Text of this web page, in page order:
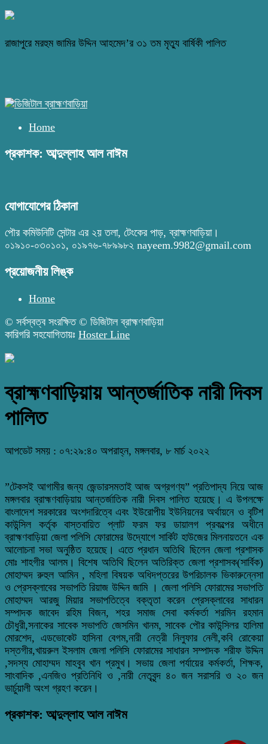
রাজাপুরে মরহুম জামির উদ্দিন আহমেদ’র ৩১ তম মৃত্যু বার্ষিকী পালিত
Home
প্রকাশক: আব্দুল্লাহ আল নাঈম
যোগাযোগের ঠিকানা
পৌর কমিউনিটি সেন্টার এর ২য় তলা, টেংকের পাড়, ব্রাহ্মণবাড়িয়া।
০১৯১০-০৩০১০১, ০১৯৭৬-৭৮৯৯৮২ nayeem.9982@gmail.com
প্রয়োজনীয় লিঙ্ক
Home
© সর্বস্বত্ব সংরক্ষিত © ডিজিটাল ব্রাহ্মণবাড়িয়া
কারিগরি সহযোগিতায়ঃ Hoster Line
ব্রাহ্মণবাড়িয়ায় আন্তর্জাতিক নারী দিবস
পালিত
আপডেট সময় : ০৭:২৯:৪০ অপরাহ্ন, মঙ্গলবার, ৮ মার্চ ২০২২
”টেকসই আগামীর জন্য জেন্ডারসমতাই আজ অগ্রগণ্য” প্রতিপাদ্য নিয়ে আজ
মঙ্গলবার ব্রাহ্মণবাড়িয়ায় আন্তর্জাতিক নারী দিবস পালিত হয়েছে। এ উপলক্ষে
বাংলাদেশ সরকারের অংশদারিত্বে এবং ইউরোপীয় ইউনিয়নের অর্থায়নে ও বৃটিশ
কাউন্সিল কর্তৃক বাস্তবায়িত প্লাট ফরম ফর ডায়ালগ প্রকল্পের অধীনে
ব্রাহ্মণবাড়িয়া জেলা পলিসি ফোরামের উদ্যোগে সার্কিট হাউজের মিলনায়তনে এক
আলোচনা সভা অনুষ্ঠিত হয়েছে। এতে প্রধান অতিথি ছিলেন জেলা প্রশাসক
মোঃ শাহগীর আলম। বিশেষ অতিথি ছিলেন অতিরিক্ত জেলা প্রশাসক(সার্বিক)
মোহাম্মদ রুহুল আমিন , মহিলা বিষয়ক অধিদপ্তরের উপরিচালক ভিকারুন্নেসা
ও প্রেসক্লাবের সভাপতি রিয়াজ উদ্দিন জামি । জেলা পলিসি ফোরামের সভাপতি
মোহাম্মদ আরজু মিয়ার সভাপতিত্বে বক্তৃতা করেন প্রেসক্লাবের সাধারন
সম্পাদক জাবেদ রহিম বিজন, শহর সমাজ সেবা কর্মকর্তা শরমিন রহমান
চৌধুরী,সনাকের সাবেক সভাপতি জেসমিন খানম, সাবেক পৌর কাউন্সিলর হালিমা
মোরশেদ, এডভোকেট হাসিনা বেগম,নারী নেত্রী নিলুফার নেলী,কবি রোকেয়া
দস্তগীর,খায়রুল ইসলাম জেলা পলিসি ফোরামের সাধারন সম্পাদক শরীফ উদ্দিন
,সদস্য মোহাম্মদ মাহবুব খান প্রমুখ। সভায় জেলা পর্যায়ের কর্মকর্তা, শিক্ষক,
সাংবাদিক ,এনজিও প্রতিনিধি ও ,নারী নেতৃবৃন্দ ৪০ জন সরাসরি ও ২০ জন
ভার্চুয়ালী অংশ গ্রহণ করেন।
প্রকাশক: আব্দুল্লাহ আল নাঈম